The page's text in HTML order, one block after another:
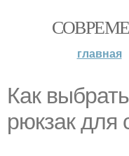
главная
Как
рюкзак для